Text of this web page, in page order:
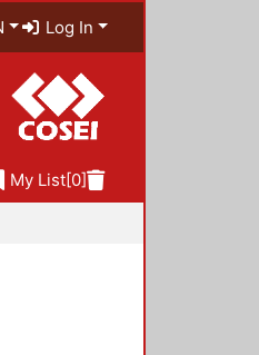
Log In
My List[0]